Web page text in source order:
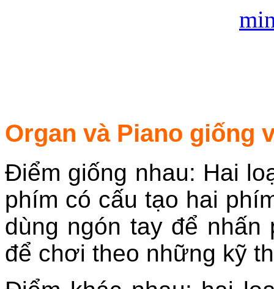
Organ và Piano giống
Điểm giống nhau: Hai
phím có cấu tạo hai
dùng ngón tay để
để chơi theo những kỹ